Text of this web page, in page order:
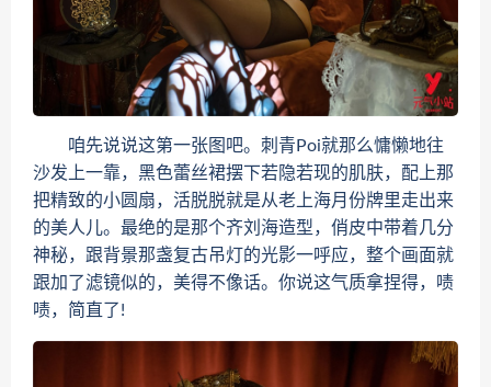
咱先说说这第一张图吧。刺青Poi就那么慵懒地往
沙发上一靠，黑色蕾丝裙摆下若隐若现的肌肤，配上那
把精致的小圆扇，活脱脱就是从老上海月份牌里走出来
的美人儿。最绝的是那个齐刘海造型，俏皮中带着几分
神秘，跟背景那盏复古吊灯的光影一呼应，整个画面就
跟加了滤镜似的，美得不像话。你说这气质拿捏得，啧
啧，简直了!